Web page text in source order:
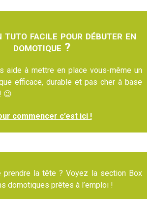
tuto facile pour débuter en
domotique ?
aide à mettre en place vous-même un
efficace, durable et pas cher à base
😉
commencer c’est ici !
prendre la tête ? Voyez la section Box
domotiques prêtes à l’emploi !